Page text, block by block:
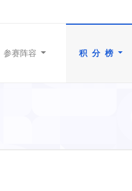
参赛阵容 积 分 榜